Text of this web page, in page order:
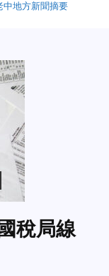
中地方新聞摘要
稅局線